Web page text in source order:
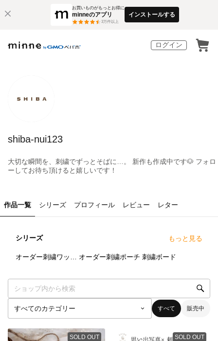
お買いものがもっとお得に
minneのアプリ
3万件以上
インストールする
ログイン
shiba-nui123
大切な瞬間を、刺繍でずっとそばに…。 新作も作成中です🐶 フォロ
ーしてお待ち頂けると嬉しいです！
作品一覧 シリーズ プロフィール レビュー レター
シリーズ もっと見る
オーダー刺繍ポーチ 刺繍ボード
すべて 販売中
SOLD OUT SOLD OUT